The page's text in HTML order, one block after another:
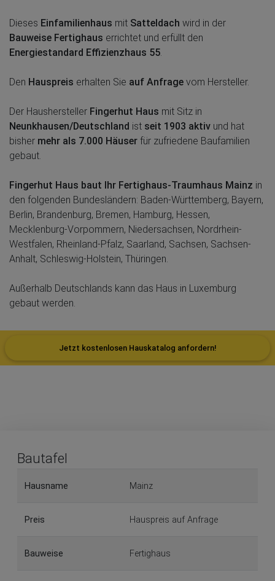
Dieses Einfamilienhaus mit Satteldach wird in der
Bauweise Fertighaus errichtet und erfüllt den
Energiestandard Effizienzhaus 55
Den Hauspreis erhalten Sie auf Anfrage vom Hersteller.
Der Haushersteller Fingerhut Haus mit Sitz in
Neunkhausen/Deutschland ist seit 1903 aktiv und hat
bisher mehr als 7.000 Häuser für zufriedene Baufamilien
gebaut.
Fingerhut Haus baut Ihr Fertighaus-Traumhaus Mainz in
den folgenden Bundesländern: Baden-Württemberg, Bayern,
Berlin, Brandenburg, Bremen, Hamburg, Hessen,
Mecklenburg-Vorpommern, Niedersachsen, Nordrhein-
Westfalen, Rheinland-Pfalz, Saarland, Sachsen, Sachsen-
Anhalt, Schleswig-Holstein, Thüringen.
Außerhalb Deutschlands kann das Haus in Luxemburg
gebaut werden.
Jetzt kostenlosen Hauskatalog anfordern!
Bautafel
Hausname Mainz
Preis Hauspreis auf Anfrage
Bauweise Fertighaus